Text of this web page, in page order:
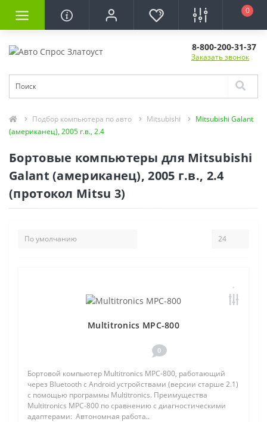
0
8-800-200-31-37
Заказать звонок
Подбор компьютера по авто Mitsubishi
Mitsubishi Galant
(американец), 2005 г.в., 2.4
Бортовые компьютеры для Mitsubishi
Galant (американец), 2005 г.в., 2.4
(протокол Mitsu 3)
Multitronics MPC-800
0
Бортовой компьютер Multitronics MPC-800, работающий
через Bluetooth с Android устройствами (версии старше 2.1)
с помощью программы Multitronics. Преимущества
Multitronics MPC-800 по сравнению с диагностическими
адаптерами: Автономная работа..